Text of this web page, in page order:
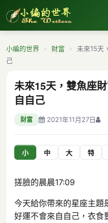
小編的世界 財富
未來15天
己
未來15天，雙魚座
自自己
財富 2021年11月27日
小 中 大 特
搓臉的晨晨17:09
今天給你帶來的星座主題
好運不會來自自己，衣食